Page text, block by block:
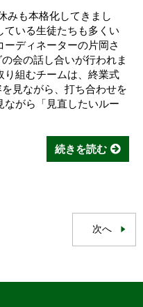
みも本格化してきまし
ている生徒たちも多くい
ーディネーターの片岡さ
会の話し合いが行われま
り組むチームは、終業式
見ながら、打ち合わせを
がら「見直したいルー
続きを読む
次へ